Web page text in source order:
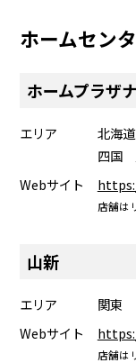
ホームセン
ホームプラザ
エリア
北海
四国
Webサイト
店舗は
山新
エリア
関東
Webサイト
店舗は